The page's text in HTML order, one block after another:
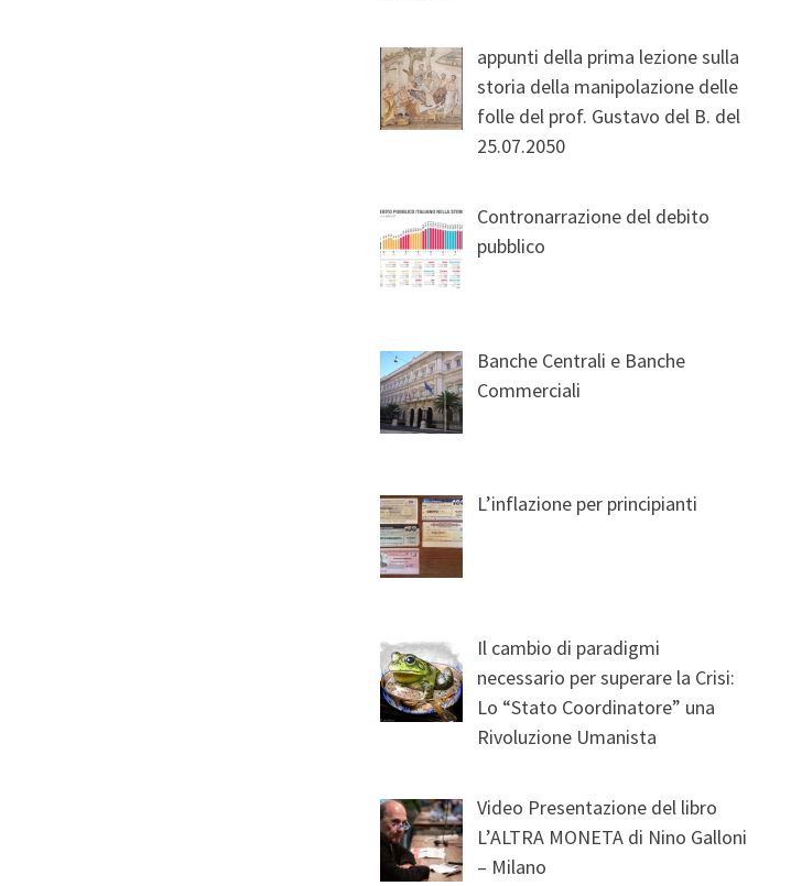
appunti della prima lezione sulla
storia della manipolazione delle
folle del prof. Gustavo del B. del
25.07.2050
Contronarrazione del debito
pubblico
Banche Centrali e Banche
Commerciali
L’inflazione per principianti
Il cambio di paradigmi
necessario per superare la Crisi:
Lo “Stato Coordinatore” una
Rivoluzione Umanista
Video Presentazione del libro
L’ALTRA MONETA di Nino Galloni
– Milano